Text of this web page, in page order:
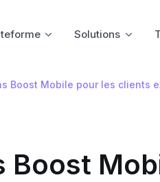
Solutions
Boost Mobile pour les clients
Boost